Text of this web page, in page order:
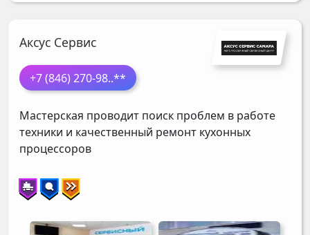
Аксус Сервис
+7 (846) 270-98..**
Мастерская проводит поиск проблем в работе
техники и качественный ремонт кухонных
процессоров